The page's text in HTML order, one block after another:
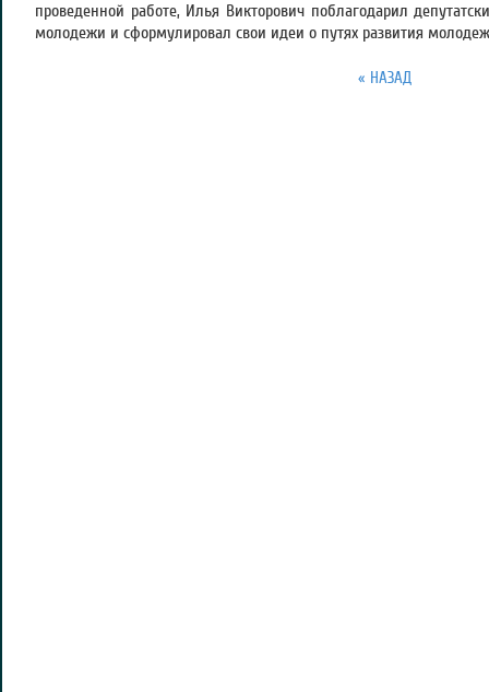
проведенной работе, Илья Викторович поблагодарил
молодежи и сформулировал свои идеи о путях развития
« НАЗАД